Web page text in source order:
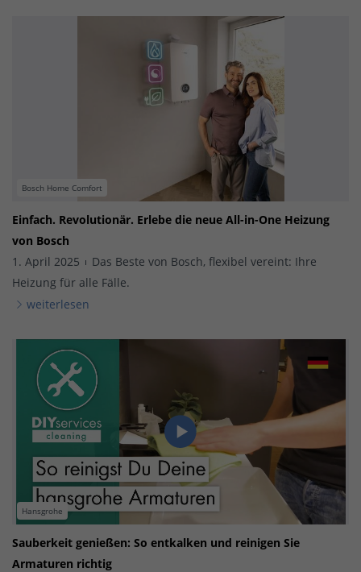
Bosch Home Comfort
Einfach. Revolutionär. Erlebe die neue All-in-One Heizung
von Bosch
1. April 2025
Das Beste von Bosch, flexibel vereint: Ihre
Heizung für alle Fälle.
weiterlesen
Hansgrohe
Sauberkeit genießen: So entkalken und reinigen Sie
Armaturen richtig